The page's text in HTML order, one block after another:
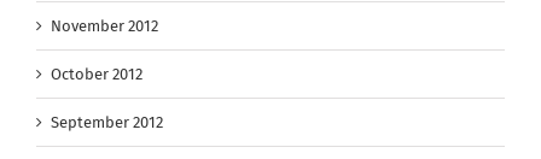
November 2012
October 2012
September 2012